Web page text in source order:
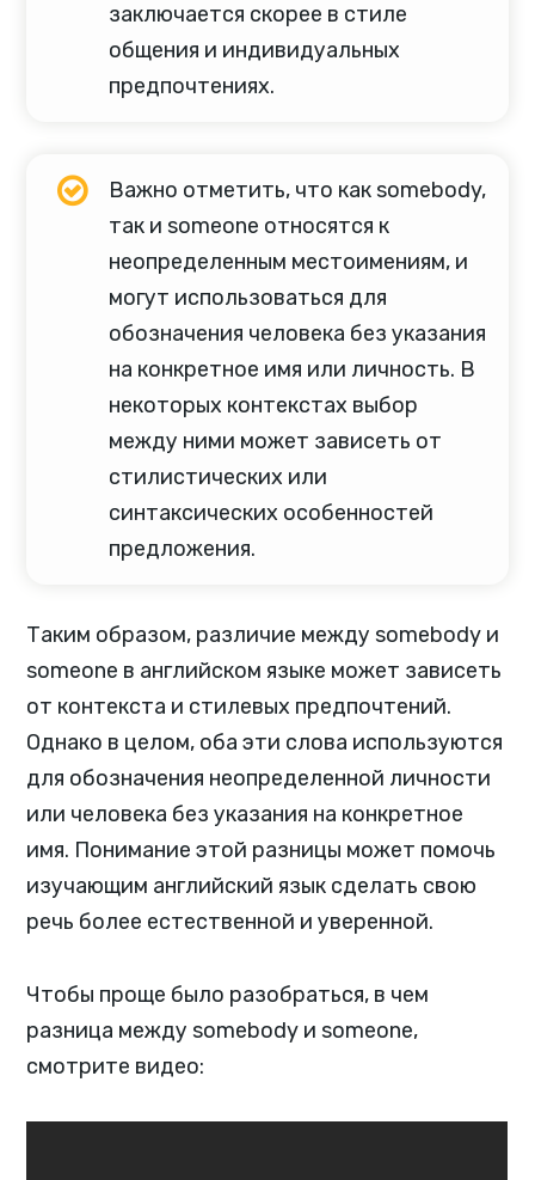
заключается скорее в стиле
общения и индивидуальных
предпочтениях.
Важно отметить, что как somebody,
так и someone относятся к
неопределенным местоимениям, и
могут использоваться для
обозначения человека без указания
на конкретное имя или личность. В
некоторых контекстах выбор
между ними может зависеть от
стилистических или
синтаксических особенностей
предложения.
Таким образом, различие между somebody и
someone в английском языке может зависеть
от контекста и стилевых предпочтений.
Однако в целом, оба эти слова используются
для обозначения неопределенной личности
или человека без указания на конкретное
имя. Понимание этой разницы может помочь
изучающим английский язык сделать свою
речь более естественной и уверенной.
Чтобы проще было разобраться, в чем
разница между somebody и someone,
смотрите видео: